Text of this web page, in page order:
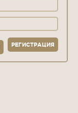
РЕГИСТРАЦИЯ